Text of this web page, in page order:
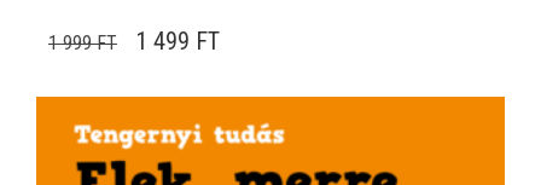
1 999FT ORIGINAL PRICE WAS: 1 999 FT.
1 499 FTCURRENT PRICE IS: 1 499 FT.